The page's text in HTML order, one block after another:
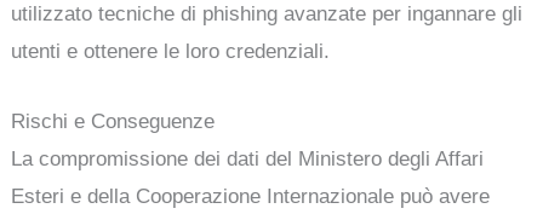
utilizzato tecniche di phishing avanzate per ingannare gli
utenti e ottenere le loro credenziali.
Rischi e Conseguenze
La compromissione dei dati del Ministero degli Affari
Esteri e della Cooperazione Internazionale può avere